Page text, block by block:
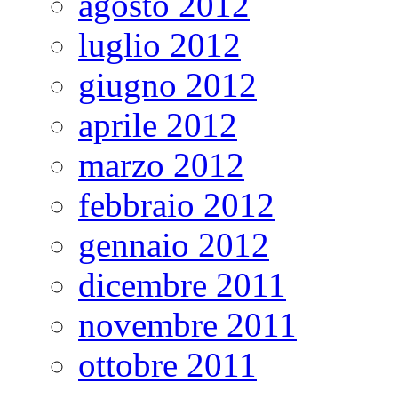
luglio 2012
giugno 2012
aprile 2012
marzo 2012
febbraio 2012
gennaio 2012
dicembre 2011
novembre 2011
ottobre 2011